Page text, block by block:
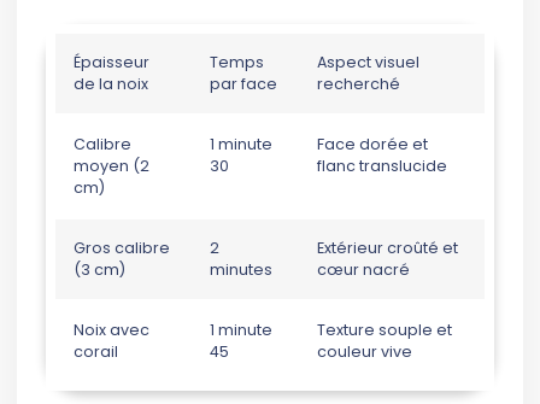
Épaisseur
de la noix
Temps
par face
Aspect visuel
recherché
Calibre
moyen (2
cm)
1 minute
30
Face dorée et
flanc translucide
Gros calibre
(3 cm)
2
minutes
Extérieur croûté et
cœur nacré
Noix avec
corail
1 minute
45
Texture souple et
couleur vive